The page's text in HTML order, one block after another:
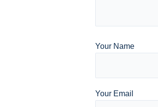
Your Name
Your Email